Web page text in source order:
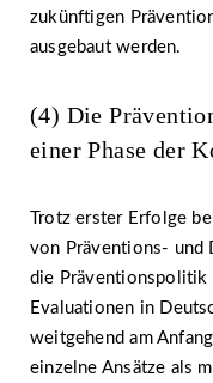
zukünftigen
ausgebaut werden.
(4) Die
einer Phase der
Trotz erster Erfolge
von Präventions- und
die Präventionspolitik
Evaluationen in
weitgehend am
einzelne Ansätze als